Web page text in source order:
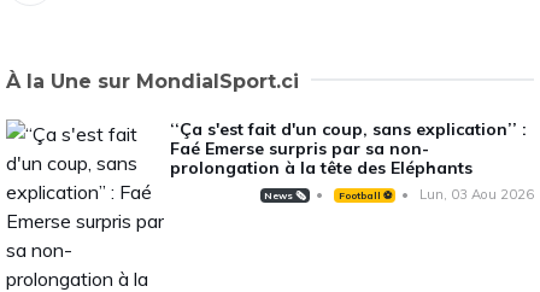
À la Une sur MondialSport.ci
‘‘Ça s'est fait d'un coup, sans explication’’ :
Faé Emerse surpris par sa non-
prolongation à la tête des Eléphants
News 🗞️ Football ⚽️ Lun, 03 Aou 2026